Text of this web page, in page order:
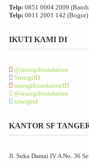
Telp: 0851 0004 2009
Telp: 0811 2001 142 (Bogor)
IKUTI KAMI DI
@sinergifoundation
SinergiID
sinergifoundationID
@sinergifoundation
sinergiid
KANTOR SF
Jl. Suka Damai IV A No. 36